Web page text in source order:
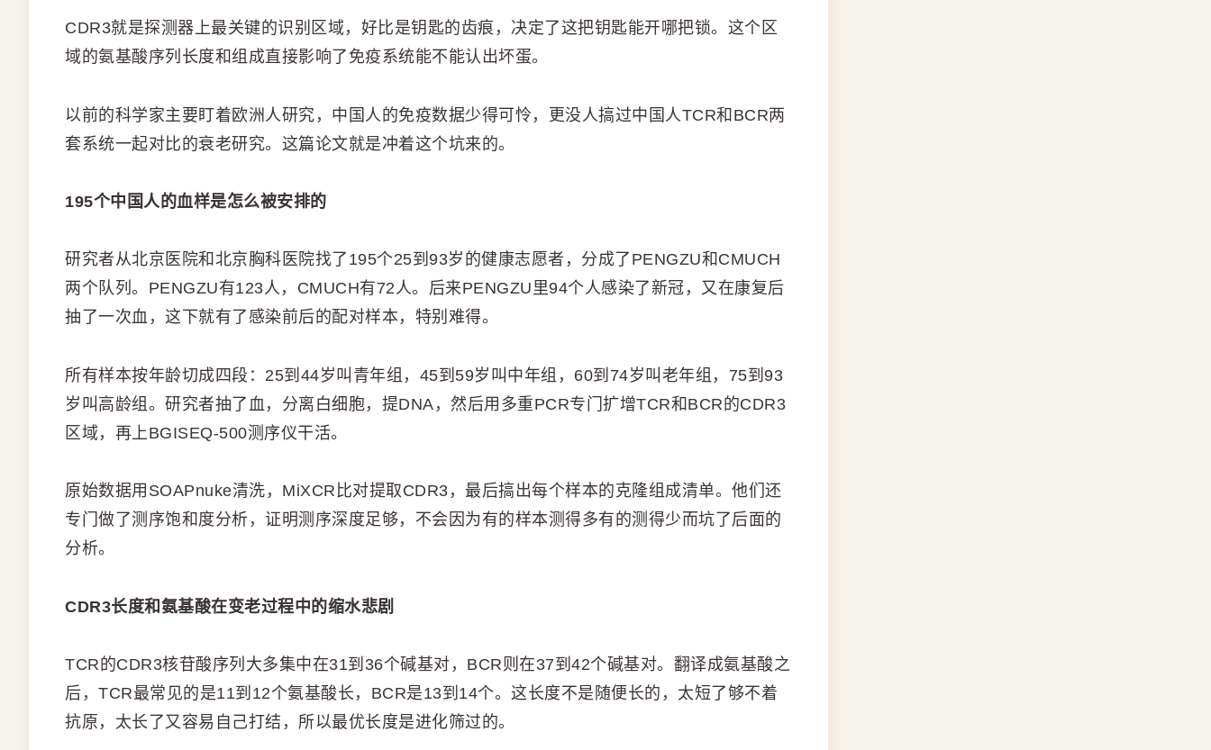
CDR3就是探测器上最关键的识别区域，好比是钥匙的齿痕，决定了这把钥匙能开哪把锁。这个区
域的氨基酸序列长度和组成直接影响了免疫系统能不能认出坏蛋。
以前的科学家主要盯着欧洲人研究，中国人的免疫数据少得可怜，更没人搞过中国人TCR和BCR两
套系统一起对比的衰老研究。这篇论文就是冲着这个坑来的。
195个中国人的血样是怎么被安排的
研究者从北京医院和北京胸科医院找了195个25到93岁的健康志愿者，分成了PENGZU和CMUCH
两个队列。PENGZU有123人，CMUCH有72人。后来PENGZU里94个人感染了新冠，又在康复后
抽了一次血，这下就有了感染前后的配对样本，特别难得。
所有样本按年龄切成四段：25到44岁叫青年组，45到59岁叫中年组，60到74岁叫老年组，75到93
岁叫高龄组。研究者抽了血，分离白细胞，提DNA，然后用多重PCR专门扩增TCR和BCR的CDR3
区域，再上BGISEQ-500测序仪干活。
原始数据用SOAPnuke清洗，MiXCR比对提取CDR3，最后搞出每个样本的克隆组成清单。他们还
专门做了测序饱和度分析，证明测序深度足够，不会因为有的样本测得多有的测得少而坑了后面的
分析。
CDR3长度和氨基酸在变老过程中的缩水悲剧
TCR的CDR3核苷酸序列大多集中在31到36个碱基对，BCR则在37到42个碱基对。翻译成氨基酸之
后，TCR最常见的是11到12个氨基酸长，BCR是13到14个。这长度不是随便长的，太短了够不着
抗原，太长了又容易自己打结，所以最优长度是进化筛过的。